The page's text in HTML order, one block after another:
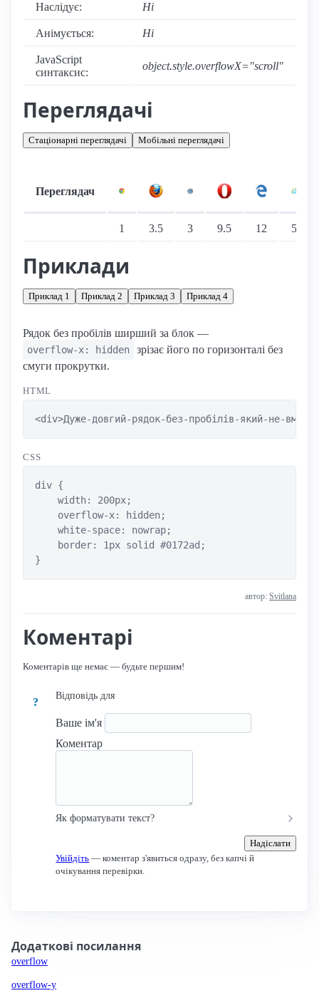
Наслідує: Ні
Анімується: Ні
JavaScript
синтаксис:
object.style.overflowX="scroll"
Переглядачі
Стаціонарні переглядачі Мобільні переглядачі
Переглядач
1 3.5 3 9.5 12 5
Приклади
Приклад 1 Приклад 2 Приклад 3 Приклад 4
Рядок без пробілів ширший за блок —
overflow-x: hidden
зрізає його по горизонталі без
смуги прокрутки.
HTML
<div>Дуже-довгий-рядок-без-пробілів-який-не-
CSS
div {
    width: 200px;
    overflow-x: hidden;
    white-space: nowrap;
    border: 1px solid #0172ad;
}
автор: Svitlana
Коментарі
Коментарів ще немає — будьте першим!
?
Відповідь для
Ваше ім'я
Коментар
Як форматувати текст?
Надіслати
Увійдіть — коментар з'явиться одразу, без капчі й
очікування перевірки.
Додаткові посилання
overflow
overflow-y